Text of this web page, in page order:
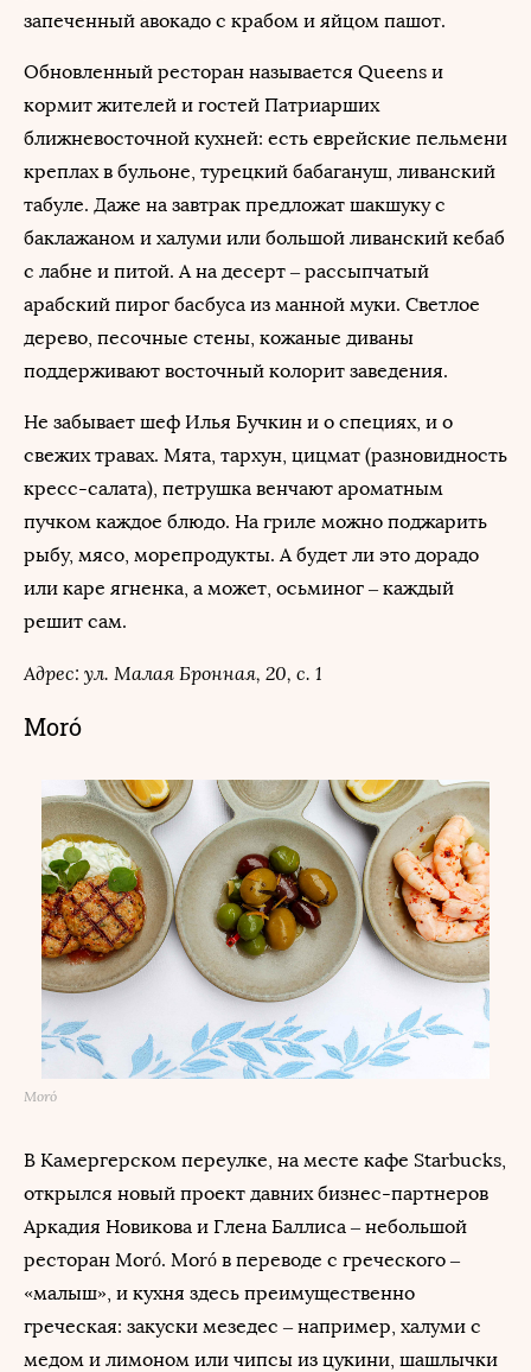
запеченный авокадо с крабом и яйцом пашот.
Обновленный ресторан называется Queens и
кормит жителей и гостей Патриарших
ближневосточной кухней: есть еврейские пельмени
креплах в бульоне, турецкий бабагануш, ливанский
табуле. Даже на завтрак предложат шакшуку с
баклажаном и халуми или большой ливанский кебаб
с лабне и питой. А на десерт – рассыпчатый
арабский пирог басбуса из манной муки. Светлое
дерево, песочные стены, кожаные диваны
поддерживают восточный колорит заведения.
Не забывает шеф Илья Бучкин и о специях, и о
свежих травах. Мята, тархун, цицмат (разновидность
кресс-салата), петрушка венчают ароматным
пучком каждое блюдо. На гриле можно поджарить
рыбу, мясо, морепродукты. А будет ли это дорадо
или каре ягненка, а может, осьминог – каждый
решит сам.
Адрес: ул. Малая Бронная, 20, с. 1
Moró
Moró
В Камергерском переулке, на месте кафе Starbucks,
открылся новый проект давних бизнес-партнеров
Аркадия Новикова и Глена Баллиса – небольшой
ресторан Moró. Moró в переводе с греческого –
«малыш», и кухня здесь преимущественно
греческая: закуски мезедес – например, халуми с
медом и лимоном или чипсы из цукини, шашлычки